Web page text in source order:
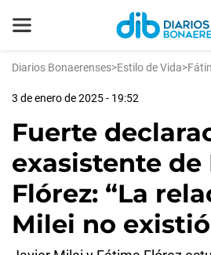
Diarios Bonaerenses>Estilo de Vida>
3 de enero de 2025 - 19:52
Fuerte
exasistente de
Flórez: “La
Milei no